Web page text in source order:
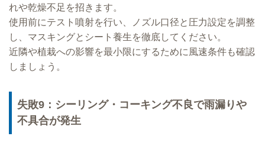
れや乾燥不足を招きます。
使用前にテスト噴射を行い、ノズル口径と圧力設定を調整
し、マスキングとシート養生を徹底してください。
近隣や植栽への影響を最小限にするために風速条件も確認
しましょう。
失敗9：シーリング・コーキング不良で雨漏りや
不具合が発生